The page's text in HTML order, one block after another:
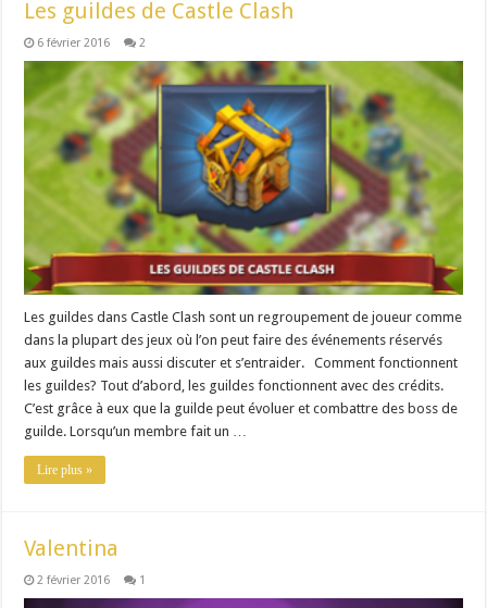
Les guildes de Castle Clash
6 février 2016 2
Les guildes dans Castle Clash sont un regroupement de joueur comme
dans la plupart des jeux où l’on peut faire des événements réservés
aux guildes mais aussi discuter et s’entraider. Comment fonctionnent
les guildes? Tout d’abord, les guildes fonctionnent avec des crédits.
C’est grâce à eux que la guilde peut évoluer et combattre des boss de
guilde. Lorsqu’un membre fait un …
Lire plus »
Valentina
2 février 2016 1